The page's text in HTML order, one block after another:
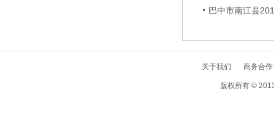
巴中市南江县
关于我们 商务合作
版权所有 ©